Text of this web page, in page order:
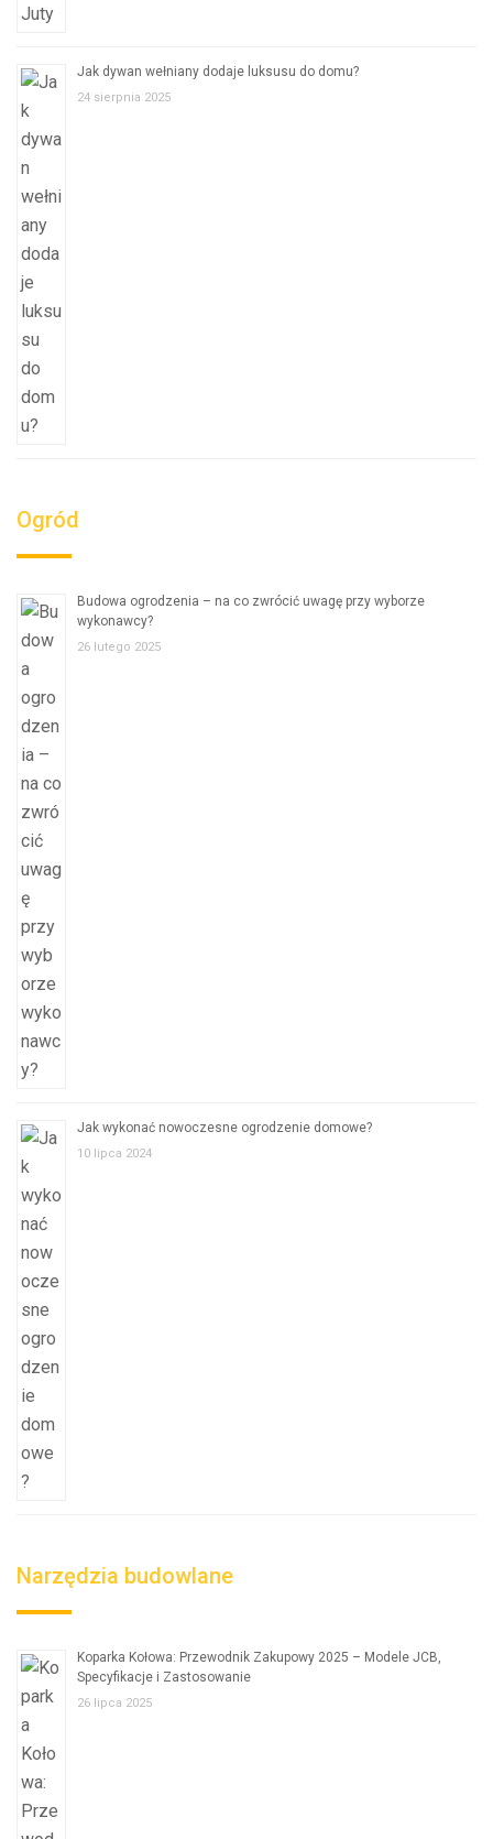
Jak dywan wełniany dodaje luksusu do domu?
24 sierpnia 2025
Ogród
Budowa ogrodzenia – na co zwrócić uwagę przy wyborze
wykonawcy?
26 lutego 2025
Jak wykonać nowoczesne ogrodzenie domowe?
10 lipca 2024
Narzędzia budowlane
Koparka Kołowa: Przewodnik Zakupowy 2025 – Modele JCB,
Specyfikacje i Zastosowanie
26 lipca 2025